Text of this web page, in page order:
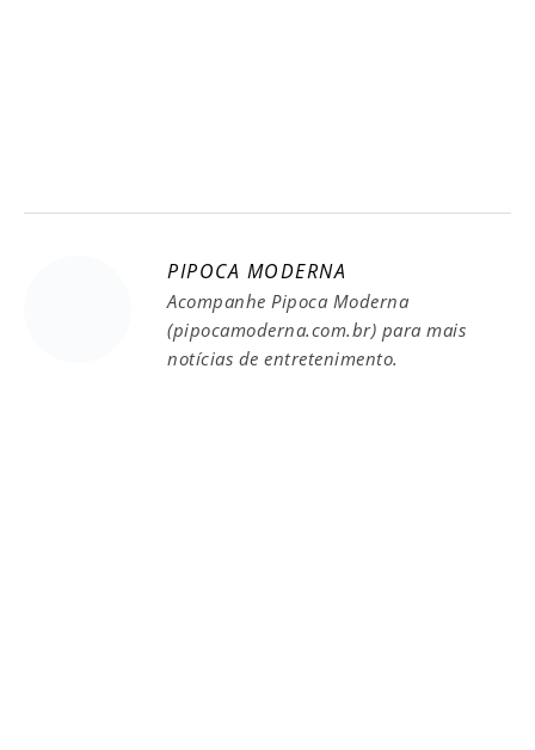
PIPOCA MODERNA
Acompanhe Pipoca Moderna
(pipocamoderna.com.br) para mais
notícias de entretenimento.